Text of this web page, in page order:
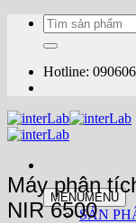
dung
Tìm
kiếm:
Hotline:
MENUMENU
SẢN
Máy phân
NIR 6500